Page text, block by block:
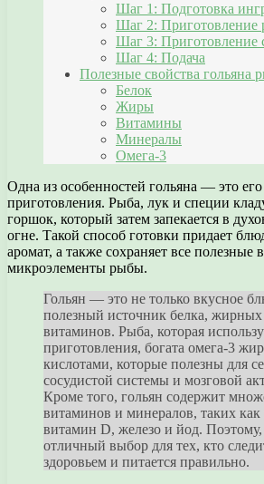
Шаг 1: Подготовка
Шаг 2: Приготовление
Шаг 3: Приготовление
Шаг 4: Подача
Полезные свойства гольяна
Белок
Жиры
Витамины
Минералы
Омега-3
Одна из особенностей гольяна — это
приготовления. Рыба, лук и специи
горшок, который затем запекается в
огне. Такой способ готовки придает
аромат, а также сохраняет все полезные
микроэлементы рыбы.
Гольян — это не только вкусное
полезный источник белка, жирных
витаминов. Рыба, которая
приготовления, богата омега-3
кислотами, которые полезны для
сосудистой системы и мозговой
Кроме того, гольян содержит
витаминов и минералов, таких
витамин D, железо и йод.
отличный выбор для тех, кто
здоровьем и питается правильно.